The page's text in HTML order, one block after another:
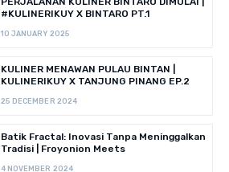
#KULINERIKUY X BINTARO PT.1
10 JANUARY 2025
KULINER MENAWAN PULAU BINTAN |
KULINERIKUY X TANJUNG PINANG EP.2
25 DECEMBER 2024
Batik Fractal: Inovasi Tanpa Meninggalkan
Tradisi | Froyonion Meets
4 NOVEMBER 2024